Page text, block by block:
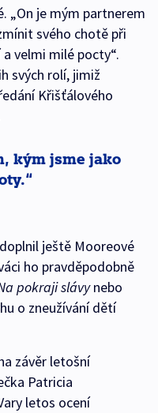
„On je mým partnerem
svého chotě při
velmi milé pocty“.
svých rolí, jimiž
Křišťálového
kým jsme jako
ještě Mooreové
ho pravděpodobně
pokraji slávynebo
o zneužívání dětí
závěr letošní
Patricia
letos ocení